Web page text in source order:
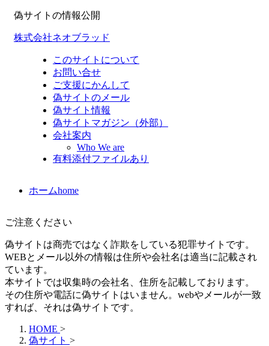
偽サイトの情報公開
株式会社ネオブラッド
このサイトについて
お問い合せ
ご支援にかんして
偽サイトのメール
偽サイト情報
偽サイトマガジン（外部）
会社案内
Who We are
有料添付ファイルあり
ホームhome
ご注意ください
偽サイトは商売ではなく詐欺をしている犯罪サイトです。
WEBとメール以外の情報は住所や会社名は適当に記載され
ています。
本サイトでは収集時の会社名、住所を記載しております。
その住所や電話に偽サイトはいません。webやメールが一致
すれば、それは偽サイトです。
HOME >
偽サイト >